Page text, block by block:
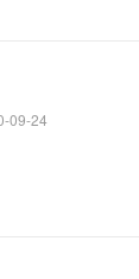
09-24